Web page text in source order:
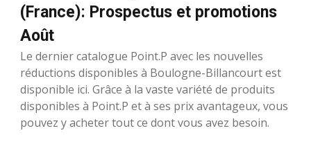
(France): Prospectus et promotions
Août
Le dernier catalogue Point.P avec les nouvelles
réductions disponibles à Boulogne-Billancourt est
disponible ici. Grâce à la vaste variété de produits
disponibles à Point.P et à ses prix avantageux, vous
pouvez y acheter tout ce dont vous avez besoin.